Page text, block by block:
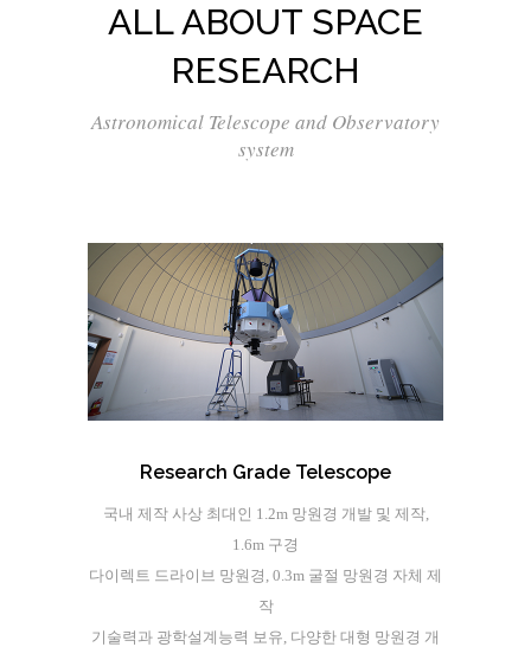
ALL ABOUT SPACE
RESEARCH
Astronomical Telescope and Observatory
system
Research Grade Telescope
국내 제작 사상 최대인 1.2m 망원경 개발 및 제작,
1.6m 구경
다이렉트 드라이브 망원경, 0.3m 굴절 망원경 자체 제
작
기술력과 광학설계능력 보유, 다양한 대형 망원경 개